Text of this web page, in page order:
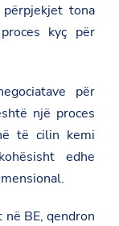
tona
kyç për
për
një proces
të cilin kemi
edhe
BE, qendron